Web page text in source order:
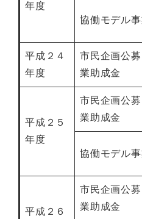
年度
協働モデル
平成２４
年度
市民企画公
業助成金
平成２５
年度
市民企画公
業助成金
協働モデル
平成２６
市民企画公
業助成金